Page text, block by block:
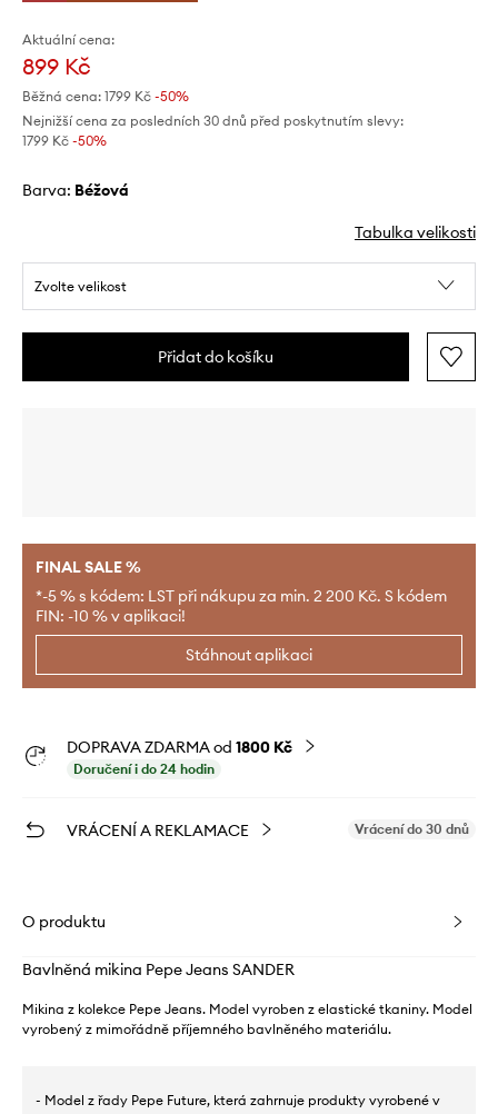
Aktuální cena:
899 Kč
Běžná cena: 1799 Kč -50%
Nejnižší cena za posledních 30 dnů před poskytnutím slevy:
1799 Kč -50%
Barva: béžová
Tabulka velikosti
Zvolte velikost
Přidat do košíku
FINAL SALE %
*-5 % s kódem: LST při nákupu za min. 2 200 Kč. S kódem
FIN: -10 % v aplikaci!
Stáhnout aplikaci
DOPRAVA ZDARMA od 1800 Kč
Doručení i do 24 hodin
VRÁCENÍ A REKLAMACE Vrácení do 30 dnů
O produktu
Bavlněná mikina Pepe Jeans SANDER
Mikina z kolekce Pepe Jeans. Model vyroben z elastické tkaniny. Model
vyrobený z mimořádně příjemného bavlněného materiálu.
- Model z řady Pepe Future, která zahrnuje produkty vyrobené v